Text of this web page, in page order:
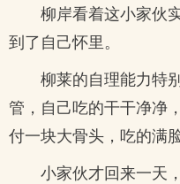
柳岸看着这小家伙
到了自己怀里。
柳莱的自理能力特
管，自己吃的干干净净
付一块大骨头，吃的满
小家伙才回来一天